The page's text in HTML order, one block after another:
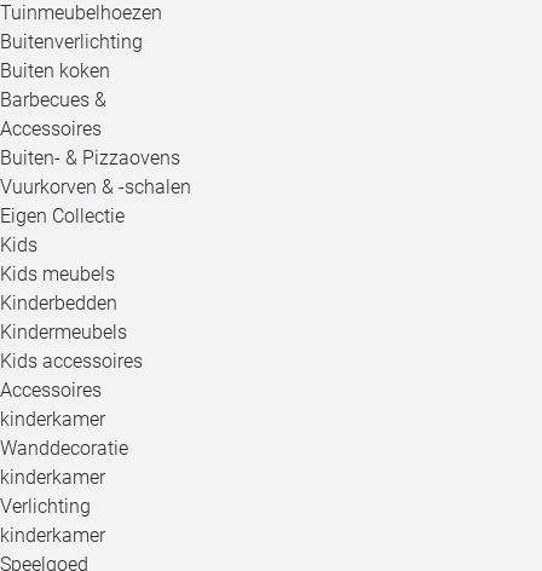
Tuinmeubelhoezen
Buitenverlichting
Buiten koken
Barbecues &
Accessoires
Buiten- & Pizzaovens
Vuurkorven & -schalen
Eigen Collectie
Kids
Kids meubels
Kinderbedden
Kindermeubels
Kids accessoires
Accessoires
kinderkamer
Wanddecoratie
kinderkamer
Verlichting
kinderkamer
Speelgoed